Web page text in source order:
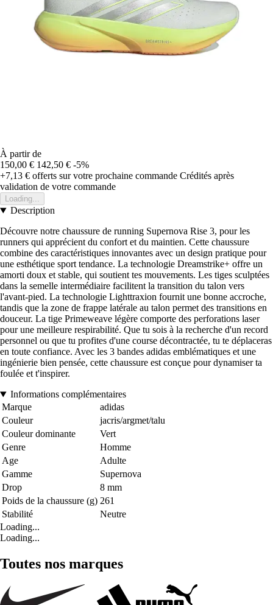
À partir de
150,00 € 142,50 € -5%
+7,13 € offerts sur votre prochaine commande Crédités après
validation de votre commande
Loading...
Description
Découvre notre chaussure de running Supernova Rise 3, pour les
runners qui apprécient du confort et du maintien. Cette chaussure
combine des caractéristiques innovantes avec un design pratique pour
une esthétique sport tendance. La technologie Dreamstrike+ offre un
amorti doux et stable, qui soutient tes mouvements. Les tiges sculptées
dans la semelle intermédiaire facilitent la transition du talon vers
l'avant-pied. La technologie Lighttraxion fournit une bonne accroche,
tandis que la zone de frappe latérale au talon permet des transitions en
douceur. La tige Primeweave légère comporte des perforations laser
pour une meilleure respirabilité. Que tu sois à la recherche d'un record
personnel ou que tu profites d'une course décontractée, tu te déplaceras
en toute confiance. Avec les 3 bandes adidas emblématiques et une
ingénierie bien pensée, cette chaussure est conçue pour dynamiser ta
foulée et t'inspirer.
Informations complémentaires
Marque
adidas
Couleur
jacris/argmet/talu
Couleur dominante
Vert
Genre
Homme
Age
Adulte
Gamme
Supernova
Drop
8 mm
Poids de la chaussure (g) 261
Stabilité
Neutre
Loading...
Loading...
Toutes nos marques